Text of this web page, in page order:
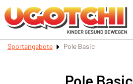
Sportangebote Pole Basic